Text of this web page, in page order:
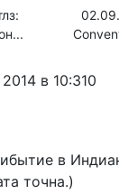
в 10:310
в
точна.)